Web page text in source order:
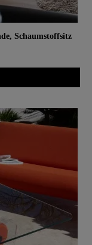
Schaumstoffsitz